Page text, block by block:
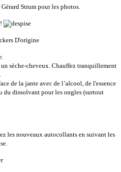
Strum pour les photos.
sèche-cheveux. Chauffez tranquillement
de la jante avec de l’alcool, de l'essence
du dissolvant pour les ongles (surtout
les nouveaux autocollants en suivant les